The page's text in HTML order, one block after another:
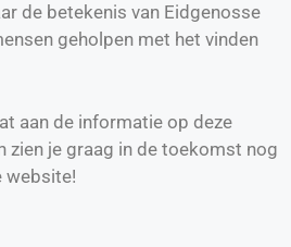
de betekenis van Eidgenosse
geholpen met het vinden
aan de informatie op deze
zien je graag in de toekomst nog
website!